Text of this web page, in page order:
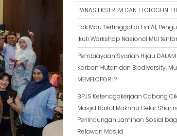
PANAS EKSTREM DAN TEOLOGI
Tak Mau Tertinggal di Era AI,
Ikuti Workshop Nasional MUI
Pembiayaan Syariah Hijau DALAM
Karbon Hutan dan Biodiversity,
MEMELOPORI ?
BPJS Ketenagakerjaan Cabang
Masjid Baitul Makmur Gelar
Perlindungan Jaminan Sosial
Relawan Masjid